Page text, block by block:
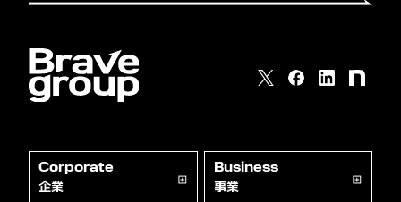
Corporate
企業
Business
事業